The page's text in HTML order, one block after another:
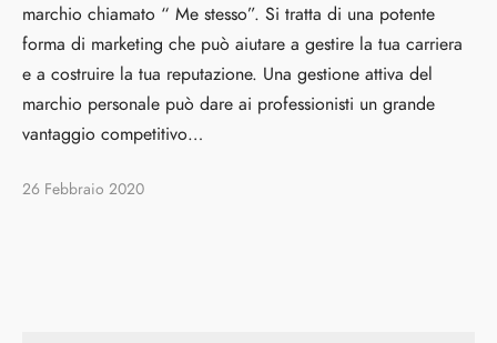
marchio chiamato “ Me stesso”. Si tratta di una potente
forma di marketing che può aiutare a gestire la tua carriera
e a costruire la tua reputazione. Una gestione attiva del
marchio personale può dare ai professionisti un grande
vantaggio competitivo…
26 Febbraio 2020